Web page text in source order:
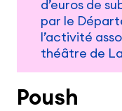
d’euros de
par le
l’activité
théâtre de
Poush